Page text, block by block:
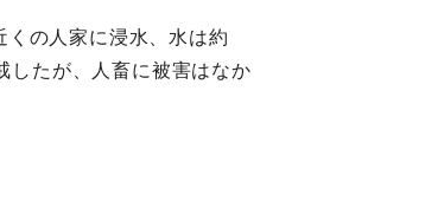
の人家に浸水、水は約
したが、人畜に被害はなか